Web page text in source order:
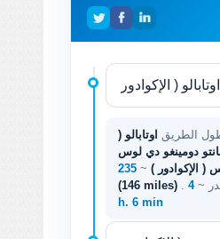
الطريق اوتابالو (
دومينغو دي لوس
( الإكوادور ) ~
(146 miles)
~
4
h. 6 min